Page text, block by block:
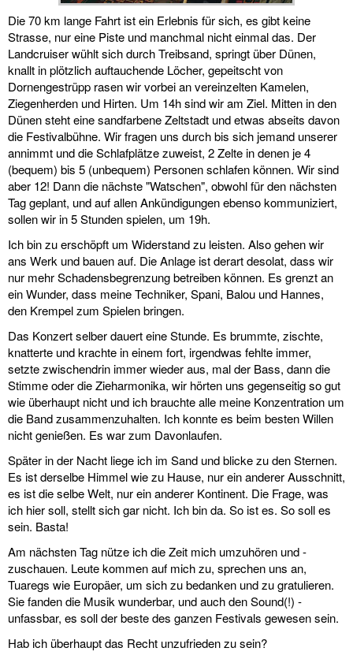
Die 70 km lange Fahrt ist ein Erlebnis für sich, es gibt keine
Strasse, nur eine Piste und manchmal nicht einmal das. Der
Landcruiser wühlt sich durch Treibsand, springt über Dünen,
knallt in plötzlich auftauchende Löcher, gepeitscht von
Dornengestrüpp rasen wir vorbei an vereinzelten Kamelen,
Ziegenherden und Hirten. Um 14h sind wir am Ziel. Mitten in den
Dünen steht eine sandfarbene Zeltstadt und etwas abseits davon
die Festivalbühne. Wir fragen uns durch bis sich jemand unserer
annimmt und die Schlafplätze zuweist, 2 Zelte in denen je 4
(bequem) bis 5 (unbequem) Personen schlafen können. Wir sind
aber 12! Dann die nächste "Watschen", obwohl für den nächsten
Tag geplant, und auf allen Ankündigungen ebenso kommuniziert,
sollen wir in 5 Stunden spielen, um 19h.
Ich bin zu erschöpft um Widerstand zu leisten. Also gehen wir
ans Werk und bauen auf. Die Anlage ist derart desolat, dass wir
nur mehr Schadensbegrenzung betreiben können. Es grenzt an
ein Wunder, dass meine Techniker, Spani, Balou und Hannes,
den Krempel zum Spielen bringen.
Das Konzert selber dauert eine Stunde. Es brummte, zischte,
knatterte und krachte in einem fort, irgendwas fehlte immer,
setzte zwischendrin immer wieder aus, mal der Bass, dann die
Stimme oder die Zieharmonika, wir hörten uns gegenseitig so gut
wie überhaupt nicht und ich brauchte alle meine Konzentration um
die Band zusammenzuhalten. Ich konnte es beim besten Willen
nicht genießen. Es war zum Davonlaufen.
Später in der Nacht liege ich im Sand und blicke zu den Sternen.
Es ist derselbe Himmel wie zu Hause, nur ein anderer Ausschnitt,
es ist die selbe Welt, nur ein anderer Kontinent. Die Frage, was
ich hier soll, stellt sich gar nicht. Ich bin da. So ist es. So soll es
sein. Basta!
Am nächsten Tag nütze ich die Zeit mich umzuhören und -
zuschauen. Leute kommen auf mich zu, sprechen uns an,
Tuaregs wie Europäer, um sich zu bedanken und zu gratulieren.
Sie fanden die Musik wunderbar, und auch den Sound(!) -
unfassbar, es soll der beste des ganzen Festivals gewesen sein.
Hab ich überhaupt das Recht unzufrieden zu sein?